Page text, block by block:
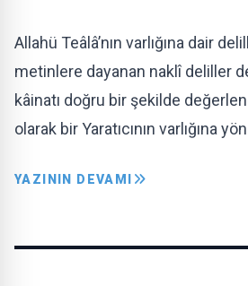
Allahü Teâlâ’nın varlığına dair
metinlere dayanan naklî deliller
kâinatı doğru bir şekilde
olarak bir Yaratıcının varlığına
YAZININ DEVAMI